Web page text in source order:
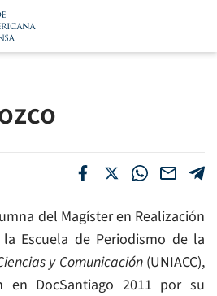
del Magíster en Realización
Escuela de Periodismo de la
y Comunicación(UNIACC),
en DocSantiago 2011 por su